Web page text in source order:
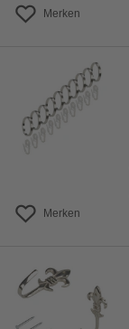
Merken
Merken